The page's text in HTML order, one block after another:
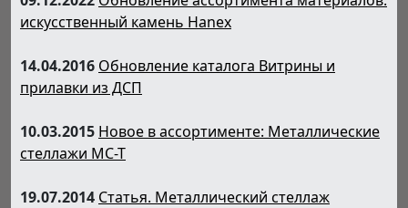
искусственный камень Hanex
14.04.2016 Обновление каталога Витрины и
прилавки из ДСП
10.03.2015 Новое в ассортименте: Металлические
стеллажи МС-Т
19.07.2014 Статья. Металлический стеллаж